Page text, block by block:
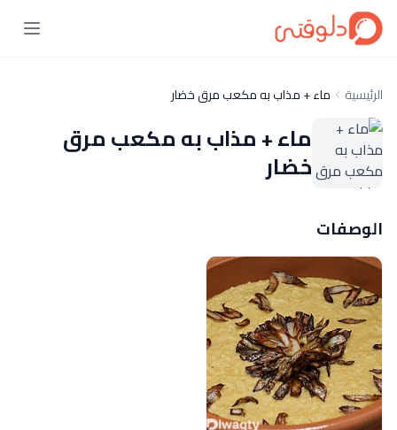
الرئيسية ماء + مذاب به مكعب مرق خضار
ماء + مذاب به مكعب مرق
خضار
الوصفات